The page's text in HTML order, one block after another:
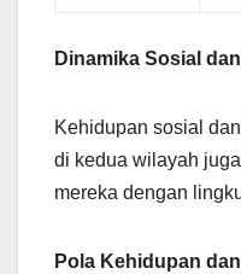
Dinamika Sosial
Kehidupan sosial
di kedua wilayah
mereka dengan
Pola Kehidupan